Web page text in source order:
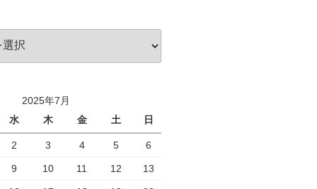
2025年7月
水
木 金 土 日
2 3 4 5 6
9 10 11 12 13